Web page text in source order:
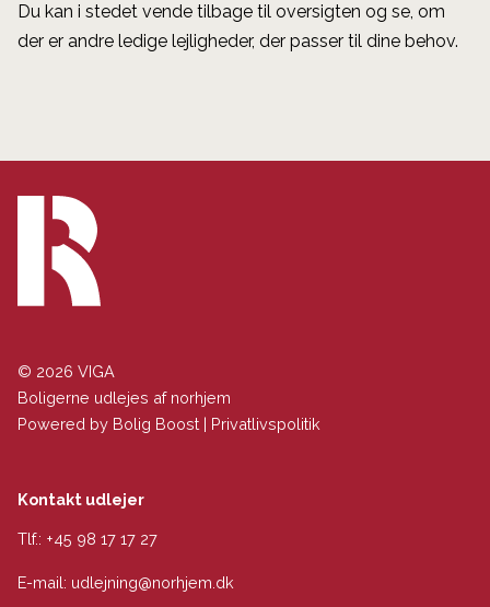
Du kan i stedet vende tilbage til oversigten og se, om
der er andre ledige lejligheder, der passer til dine behov.
© 2026 VIGA
Boligerne udlejes af norhjem
Powered by Bolig Boost | Privatlivspolitik
Kontakt udlejer
Tlf.: +45 98 17 17 27
E-mail: udlejning@norhjem.dk